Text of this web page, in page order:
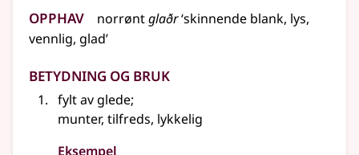
Opphav norrøntglaðr‘skinnende blank, lys,
vennlig, glad’
Betydning og bruk
fylt av glede;
munter, tilfreds, lykkelig
Eksempel